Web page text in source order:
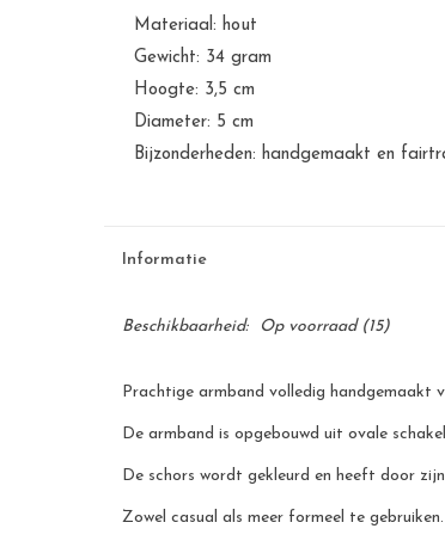
Materiaal: hout
Gewicht: 34 gram
Hoogte: 3,5 cm
Diameter: 5 cm
Bijzonderheden: handgemaakt en
Informatie
Beschikbaarheid: Op voorraad(15)
Prachtige armband volledig handgemaakt
De armband is opgebouwd uit ovale
De schors wordt gekleurd en heeft door
Zowel casual als meer formeel te